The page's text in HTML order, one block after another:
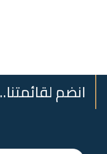
انضم لقائمتنا..